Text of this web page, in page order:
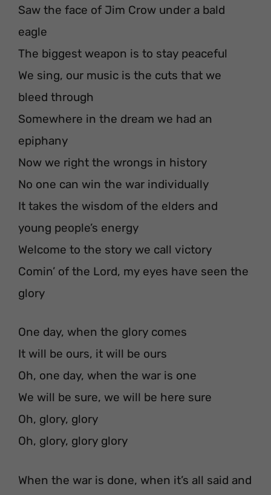
Saw the face of Jim Crow under a bald
eagle
The biggest weapon is to stay peaceful
We sing, our music is the cuts that we
bleed through
Somewhere in the dream we had an
epiphany
Now we right the wrongs in history
No one can win the war individually
It takes the wisdom of the elders and
young people’s energy
Welcome to the story we call victory
Comin’ of the Lord, my eyes have seen the
glory
One day, when the glory comes
It will be ours, it will be ours
Oh, one day, when the war is one
We will be sure, we will be here sure
Oh, glory, glory
Oh, glory, glory glory
When the war is done, when it’s all said and